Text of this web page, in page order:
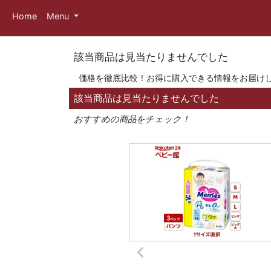
Home Menu
該当商品は見当たりませんでした
価格を徹底比較！お得に購入できる情報をお届け
該当商品は見当たりませんでした
おすすめの商品をチェック！